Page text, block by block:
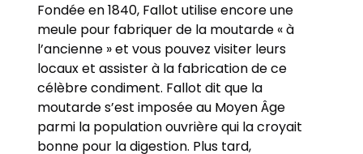
Fondée en 1840, Fallot utilise encore une
meule pour fabriquer de la moutarde « à
l’ancienne » et vous pouvez visiter leurs
locaux et assister à la fabrication de ce
célèbre condiment. Fallot dit que la
moutarde s’est imposée au Moyen Âge
parmi la population ouvrière qui la croyait
bonne pour la digestion. Plus tard,